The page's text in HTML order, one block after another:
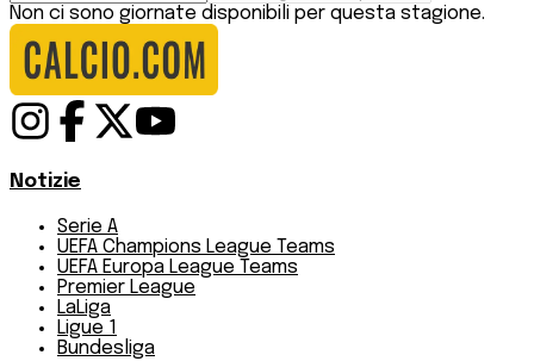
Non ci sono giornate disponibili per questa stagione.
Notizie
Serie A
UEFA Champions League Teams
UEFA Europa League Teams
Premier League
LaLiga
Ligue 1
Bundesliga